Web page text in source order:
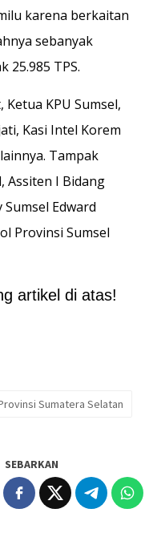
karena berkaitan
sebanyak
25.985 TPS.
KPU Sumsel,
Kasi Intel Korem
Tampak
Assiten I Bidang
Edward
Provinsi Sumsel
artikel di atas!
Sumatera Selatan
SEBARKAN